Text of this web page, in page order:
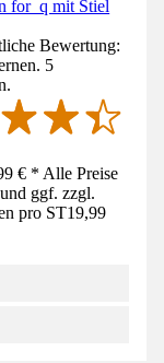
for_q mit Stiel
Bewertung:
5
€ * Alle Preise
ggf. zzgl.
pro ST19,99